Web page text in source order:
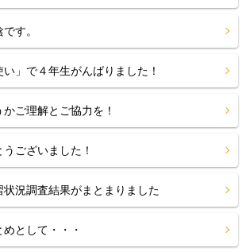
す。
い」で４年生がんばりました！
ご理解とご協力を！
ございました！
状況調査結果がまとまりました
として・・・